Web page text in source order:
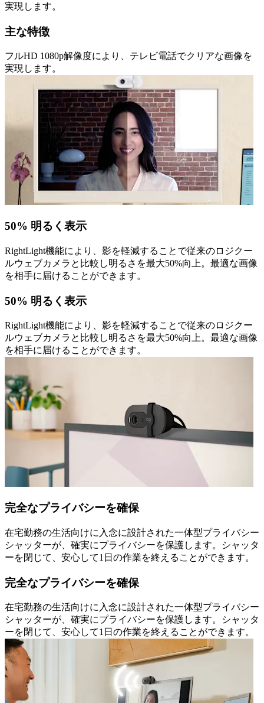
実現します。
主な特徴
フルHD 1080p解像度により、テレビ電話でクリアな画像を
実現します。
50% 明るく表示
RightLight機能により、影を軽減することで従来のロジクー
ルウェブカメラと比較し明るさを最大50%向上。最適な画像
を相手に届けることができます。
50% 明るく表示
RightLight機能により、影を軽減することで従来のロジクー
ルウェブカメラと比較し明るさを最大50%向上。最適な画像
を相手に届けることができます。
完全なプライバシーを確保
在宅勤務の生活向けに入念に設計された一体型プライバシー
シャッターが、確実にプライバシーを保護します。シャッタ
ーを閉じて、安心して1日の作業を終えることができます。
完全なプライバシーを確保
在宅勤務の生活向けに入念に設計された一体型プライバシー
シャッターが、確実にプライバシーを保護します。シャッタ
ーを閉じて、安心して1日の作業を終えることができます。